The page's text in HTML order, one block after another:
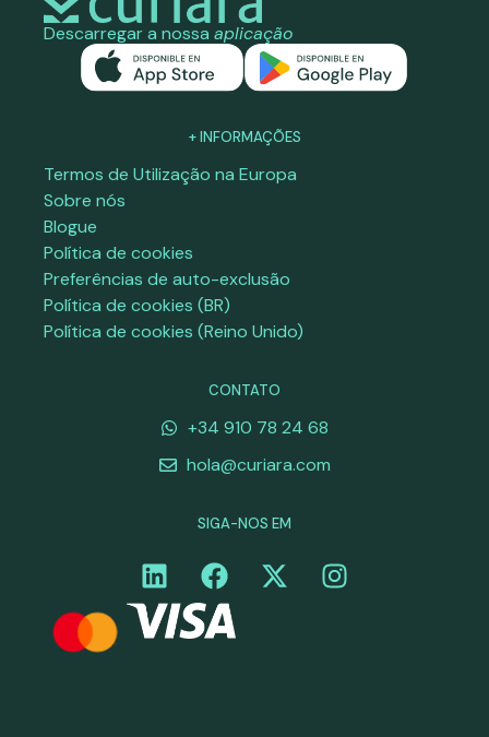
Descarregar a nossa aplicação
+ INFORMAÇÕES
Termos de Utilização na Europa
Sobre nós
Blogue
Política de cookies
Preferências de auto-exclusão
Política de cookies (BR)
Política de cookies (Reino Unido)
CONTATO
+34 910 78 24 68
hola@curiara.com
SIGA-NOS EM